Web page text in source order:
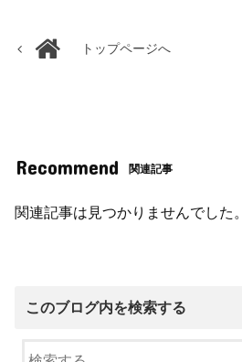
トップページへ
Recommend 関連記事
関連記事は見つかりませんでした。
このブログ内を検索する